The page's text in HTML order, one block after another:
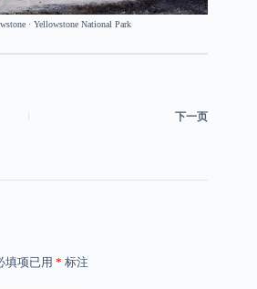
· Yellowstone National Park
下一页
填项已用 * 标注